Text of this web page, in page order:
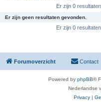
Er zijn 0
Er zijn geen resultaten gevonden.
Er zijn 0
Forumoverzicht Contact
Powered by phpBB®
Nederlandse
Privacy |